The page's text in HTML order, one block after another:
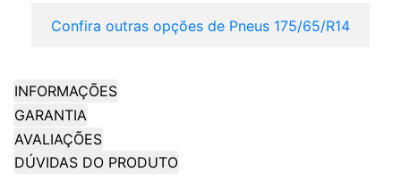
Confira outras opções de Pneus 175/65/R14
INFORMAÇÕES
GARANTIA
AVALIAÇÕES
DÚVIDAS DO PRODUTO